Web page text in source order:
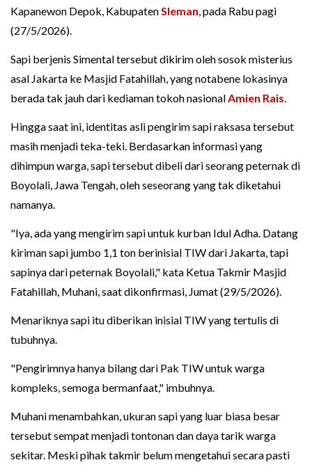
Kapanewon Depok, KabupatenSleman, pada Rabu pagi
(27/5/2026).
Sapi berjenis Simental tersebut dikirim oleh sosok misterius
asal Jakarta ke Masjid Fatahillah, yang notabene lokasinya
berada tak jauh dari kediaman tokoh nasionalAmien Rais.
Hingga saat ini, identitas asli pengirim sapi raksasa tersebut
masih menjadi teka-teki. Berdasarkan informasi yang
dihimpun warga, sapi tersebut dibeli dari seorang peternak di
Boyolali, Jawa Tengah, oleh seseorang yang tak diketahui
namanya.
"Iya, ada yang mengirim sapi untuk kurban Idul Adha. Datang
kiriman sapi jumbo 1,1 ton berinisial TIW dari Jakarta, tapi
sapinya dari peternak Boyolali," kata Ketua Takmir Masjid
Fatahillah, Muhani, saat dikonfirmasi, Jumat (29/5/2026).
Menariknya sapi itu diberikan inisial TIW yang tertulis di
tubuhnya.
"Pengirimnya hanya bilang dari Pak TIW untuk warga
kompleks, semoga bermanfaat," imbuhnya.
Muhani menambahkan, ukuran sapi yang luar biasa besar
tersebut sempat menjadi tontonan dan daya tarik warga
sekitar. Meski pihak takmir belum mengetahui secara pasti